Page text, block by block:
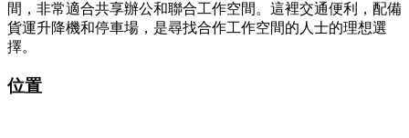
間，非常適合共享辦公和聯合工作空間。這裡交通便利，配備
貨運升降機和停車場，是尋找合作工作空間的人士的理想選
擇。
位置